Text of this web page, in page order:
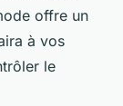
offre un
à vos
le